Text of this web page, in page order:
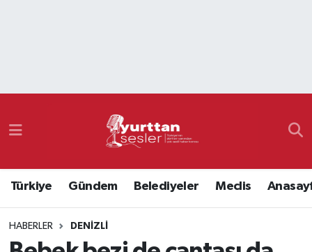
Türkiye Gündem Belediyeler Meclis
HABERLER DENIZLI
Namaz Vakitleri
Süper Lig Puan Durumu ve Fikstür
Tüm Manşetler